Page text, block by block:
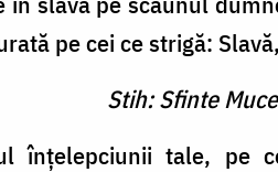
pe cei ce strigă:
Stih: Sfinte
înţelepciunii tale, pe